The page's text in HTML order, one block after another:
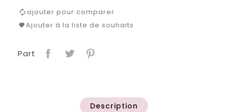
ajouter pour comparer
Ajouter à la liste de souhaits
Part
Description